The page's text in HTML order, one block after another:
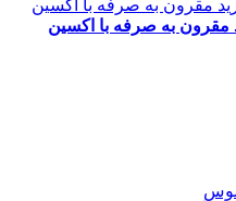
مقرون به صرفه با اکسین